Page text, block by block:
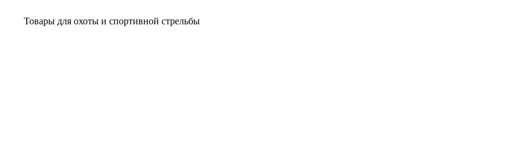
Товары для охоты и спортивной стрельбы